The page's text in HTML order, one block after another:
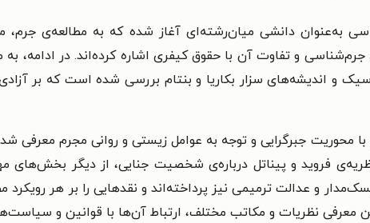
به‌عنوان دانشی میان‌رشته‌ای آغاز شده که به مطالعه‌ی
و تفاوت آن با حقوق کیفری اشاره کرده‌اند. در ادامه، به
و اندیشه‌های سزار بکاریا و بنتام بررسی شده است که بر
محوریت جبرگرایی و توجه به عوامل زیستی و روانی مجرم معرفی
نظریه‌ی فروید و پیناتل درباره‌ی شخصیت جنایی، از دیگر
و عدالت ترمیمی نیز پرداخته‌اند و نقدهایی را بر هر رویکرد
نظریات و مکاتب مختلف، ارتباط آن‌ها با قوانین و